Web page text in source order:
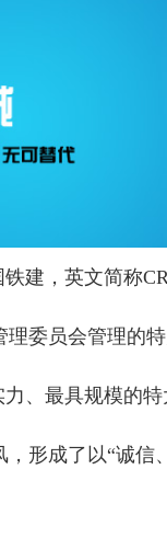
建，英文简称
委员会管理的
、最具规模的
形成了以“诚